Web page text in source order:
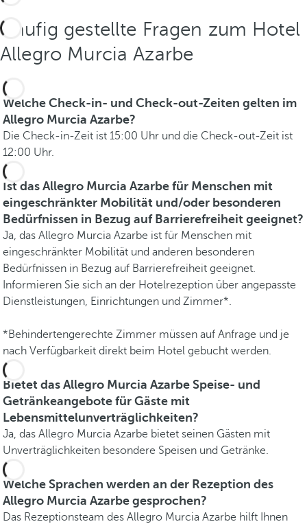
Häufig gestellte Fragen zum Hotel
Allegro Murcia Azarbe
Welche Check-in- und Check-out-Zeiten gelten im
Allegro Murcia Azarbe?
Die Check-in-Zeit ist 15:00 Uhr und die Check-out-Zeit ist
12:00 Uhr.
Ist das Allegro Murcia Azarbe für Menschen mit
eingeschränkter Mobilität und/oder besonderen
Bedürfnissen in Bezug auf Barrierefreiheit geeignet?
Ja, das Allegro Murcia Azarbe ist für Menschen mit
eingeschränkter Mobilität und anderen besonderen
Bedürfnissen in Bezug auf Barrierefreiheit geeignet.
Informieren Sie sich an der Hotelrezeption über angepasste
Dienstleistungen, Einrichtungen und Zimmer*.
*Behindertengerechte Zimmer müssen auf Anfrage und je
nach Verfügbarkeit direkt beim Hotel gebucht werden.
Bietet das Allegro Murcia Azarbe Speise- und
Getränkeangebote für Gäste mit
Lebensmittelunverträglichkeiten?
Ja, das Allegro Murcia Azarbe bietet seinen Gästen mit
Unverträglichkeiten besondere Speisen und Getränke.
Welche Sprachen werden an der Rezeption des
Allegro Murcia Azarbe gesprochen?
Das Rezeptionsteam des Allegro Murcia Azarbe hilft Ihnen